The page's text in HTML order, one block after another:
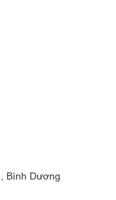
Bình Dương